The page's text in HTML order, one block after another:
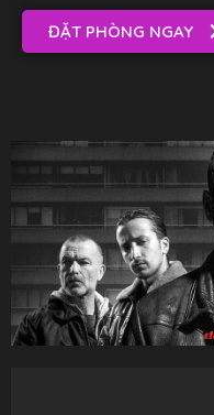
ĐẶT PHÒNG NGAY